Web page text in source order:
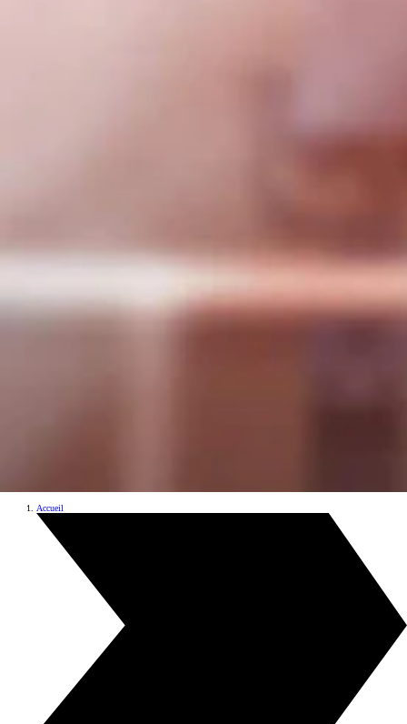
Accueil